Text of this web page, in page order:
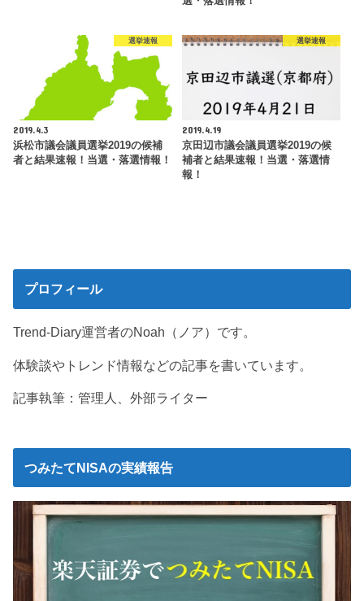
選挙速報
2019.4.3
浜松市議会議員選挙2019の候補
者と結果速報！当選・落選情報！
選挙速報
2019.4.19
京田辺市議会議員選挙2019の候
補者と結果速報！当選・落選情
報！
プロフィール
Trend-Diary運営者のNoah（ノア）です。
体験談やトレンド情報などの記事を書いています。
記事執筆：管理人、外部ライター
つみたてNISAの実績報告